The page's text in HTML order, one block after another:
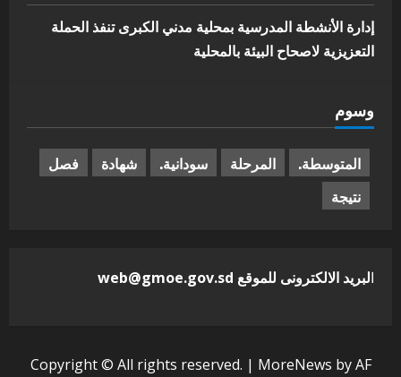
إدارة الأنشطة المدرسية بمحلية مدني الكبرى تنفذ الحملة
التعزيزية لاصحاح البيئة بالمحلية
وسوم
المتوسطة. المرحلة سودانية. شهادة
فصل
نتيجة
البريد الالكترونى للموقع web@gmoe.gov.sd
Copyright © All rights reserved. | MoreNews by AF